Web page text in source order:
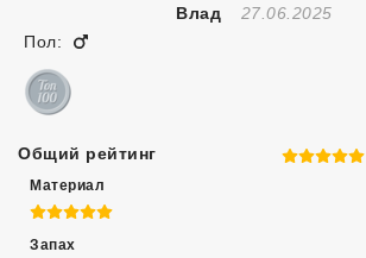
Влад Отзыв Создан
27.06.2025
Пол:
Общий рейтинг 5 из 5
Материал
5 из 5
Запах